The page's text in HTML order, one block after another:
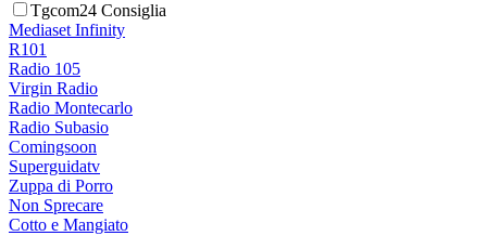
Tgcom24 Consiglia
Mediaset Infinity
R101
Radio 105
Virgin Radio
Radio Montecarlo
Radio Subasio
Comingsoon
Superguidatv
Zuppa di Porro
Non Sprecare
Cotto e Mangiato